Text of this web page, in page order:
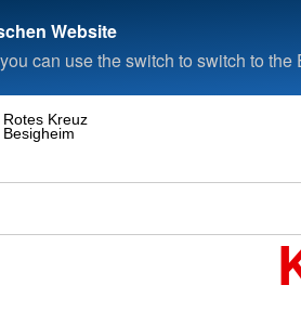
Website
can use the switch to switch to the
Kreuz